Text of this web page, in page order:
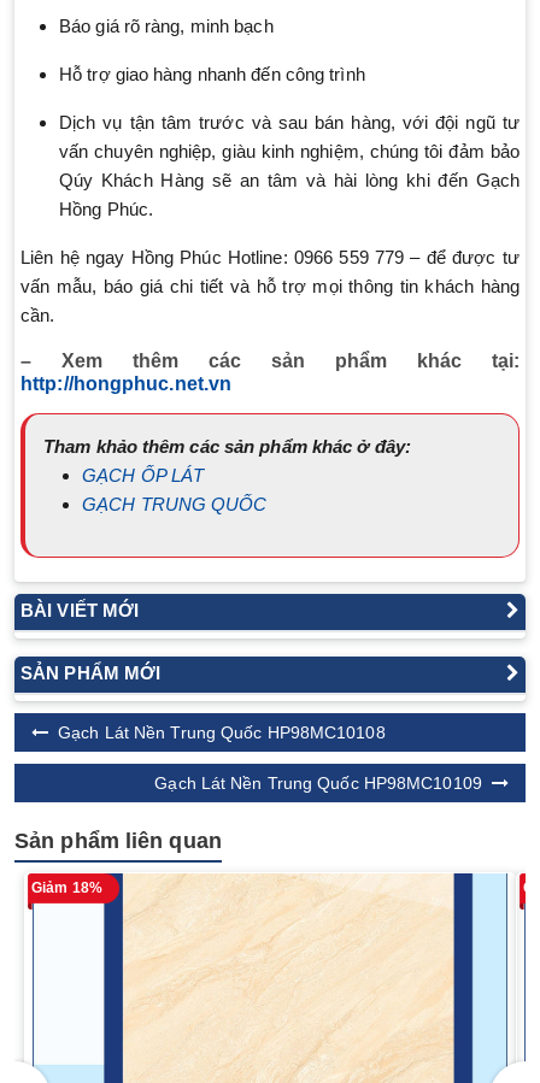
Báo giá rõ ràng, minh bạch
Hỗ trợ giao hàng nhanh đến công trình
Dịch vụ tận tâm trước và sau bán hàng, với đội ngũ tư
vấn chuyên nghiệp, giàu kinh nghiệm, chúng tôi đảm bảo
Qúy Khách Hàng sẽ an tâm và hài lòng khi đến Gạch
Hồng Phúc.
Liên hệ ngay Hồng Phúc Hotline: 0966 559 779 – để được tư
vấn mẫu, báo giá chi tiết và hỗ trợ mọi thông tin khách hàng
cần.
– Xem thêm các sản phẩm khác tại:
http://hongphuc.net.vn
Tham khảo thêm các sản phẩm khác ở đây:
GẠCH ỐP LÁT
GẠCH TRUNG QUỐC
BÀI VIẾT MỚI
SẢN PHẨM MỚI
Gạch Lát Nền Trung Quốc HP98MC10108
Gạch Lát Nền Trung Quốc HP98MC10109
Sản phẩm liên quan
Giảm 18%